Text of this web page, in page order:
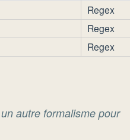
Regex
Regex
Regex
autre formalisme pour